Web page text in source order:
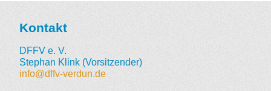
Kontakt
DFFV e. V.
Stephan Klink (Vorsitzender)
info@dffv-verdun.de